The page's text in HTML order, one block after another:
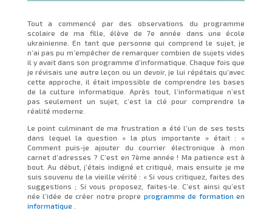
Tout a commencé par des observations du programme
scolaire de ma fille, élève de 7e année dans une école
ukrainienne. En tant que personne qui comprend le sujet, je
n’ai pas pu m’empêcher de remarquer combien de sujets vides
il y avait dans son programme d’informatique. Chaque fois que
je révisais une autre leçon ou un devoir, je lui répétais qu’avec
cette approche, il était impossible de comprendre les bases
de la culture informatique. Après tout, l’informatique n’est
pas seulement un sujet, c’est la clé pour comprendre la
réalité moderne.
Le point culminant de ma frustration a été l’un de ses tests
dans lequel la question « la plus importante » était : «
Comment puis-je ajouter du courrier électronique à mon
carnet d’adresses ? C’est en 7ème année ! Ma patience est à
bout. Au début, j’étais indigné et critiqué, mais ensuite je me
suis souvenu de la vieille vérité : « Si vous critiquez, faites des
suggestions ; Si vous proposez, faites-le. C’est ainsi qu’est
née l’idée de créer notre propre programme de formation en
informatique